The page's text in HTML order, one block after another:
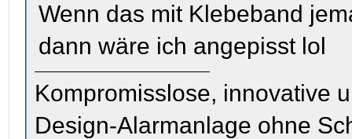
Wenn das mit Klebeband
dann wäre ich angepisst lol
Kompromisslose, innovative
Design-Alarmanlage ohne